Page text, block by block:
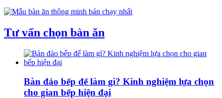
Tư vấn chọn bàn ăn
Bàn đảo bếp để làm gì? Kinh nghiệm lựa chọn
cho gian bếp hiện đại